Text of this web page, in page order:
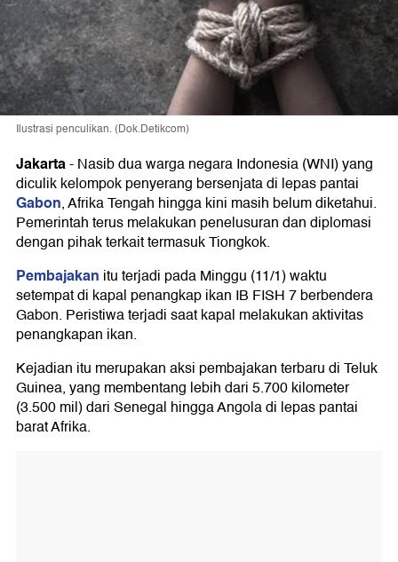
Ilustrasi penculikan. (Dok.Detikcom)
Jakarta-Nasib dua warga negara Indonesia (WNI) yang
diculik kelompok penyerang bersenjata di lepas pantai
Gabon, Afrika Tengah hingga kini masih belum diketahui.
Pemerintah terus melakukan penelusuran dan diplomasi
dengan pihak terkait termasuk Tiongkok.
Pembajakan itu terjadi pada Minggu (11/1) waktu
setempat di kapal penangkap ikan IB FISH 7 berbendera
Gabon. Peristiwa terjadi saat kapal melakukan aktivitas
penangkapan ikan.
Kejadian itu merupakan aksi pembajakan terbaru di Teluk
Guinea, yang membentang lebih dari 5.700 kilometer
(3.500 mil) dari Senegal hingga Angola di lepas pantai
barat Afrika.